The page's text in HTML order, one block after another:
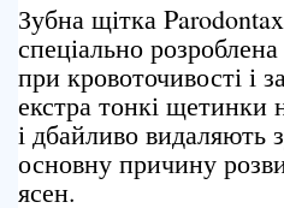
Зубна щітка
спеціально
при кровоточивості і
екстра тонкі
і дбайливо видаляють
основну причину
ясен.